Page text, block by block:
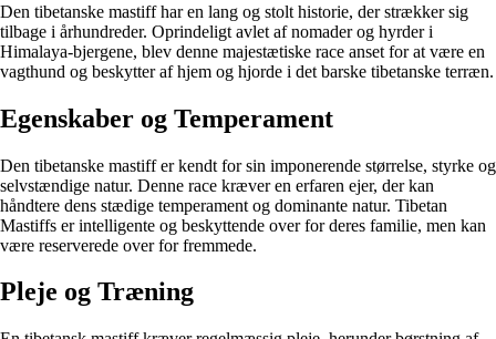
Den tibetanske mastiff har en lang og stolt historie, der strækker sig
tilbage i århundreder. Oprindeligt avlet af nomader og hyrder i
Himalaya-bjergene, blev denne majestætiske race anset for at være en
vagthund og beskytter af hjem og hjorde i det barske tibetanske terræn.
Egenskaber og Temperament
Den tibetanske mastiff er kendt for sin imponerende størrelse, styrke og
selvstændige natur. Denne race kræver en erfaren ejer, der kan
håndtere dens stædige temperament og dominante natur. Tibetan
Mastiffs er intelligente og beskyttende over for deres familie, men kan
være reserverede over for fremmede.
Pleje og Træning